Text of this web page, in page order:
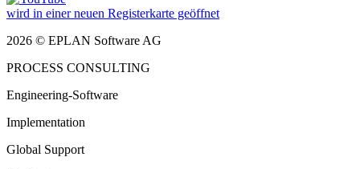
wird in einer neuen Registerkarte geöffnet
2026 © EPLAN Software AG
PROCESS CONSULTING
Engineering-Software
Implementation
Global Support